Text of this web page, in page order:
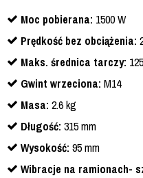
Moc pobierana: 1500 W
Prędkość bez obciążenia:
Maks. średnica tarczy:
Gwint wrzeciona: M14
Masa: 2.6 kg
Długość: 315 mm
Wysokość: 95 mm
Wibracje na ramionach-